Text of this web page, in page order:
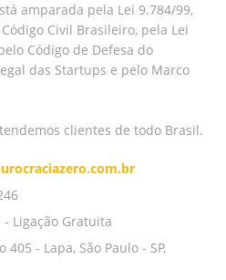
amparada pela Lei 9.784/99,
Civil Brasileiro, pela Lei
Código de Defesa do
das Startups e pelo Marco
clientes de todo Brasil.
- Ligação Gratuita
- Lapa, São Paulo - SP,